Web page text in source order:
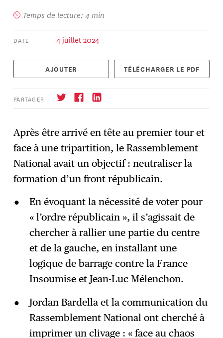
Temps de lecture: 4 min
DATE 4 juillet 2024
AJOUTER TÉLÉCHARGER LE PDF
PARTAGER
→ S'abonner
Après être arrivé en tête au premier tour et
face à une tripartition, le Rassemblement
National avait un objectif : neutraliser la
formation d’un front républicain.
En évoquant la nécessité de voter pour
« l’ordre républicain », il s’agissait de
chercher à rallier une partie du centre
et de la gauche, en installant une
logique de barrage contre la France
Insoumise et Jean-Luc Mélenchon.
Jordan Bardella et la communication du
Rassemblement National ont cherché à
imprimer un clivage : « face au chaos